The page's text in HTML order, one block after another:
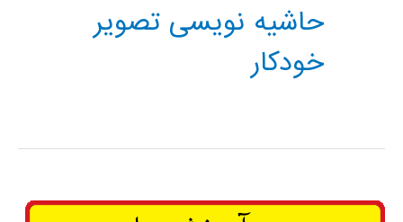
حاشیه نویسی تصویر
خودکار